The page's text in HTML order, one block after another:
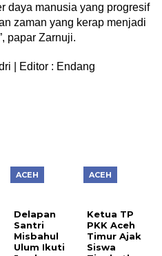
daya manusia yang progresif
zaman yang kerap menjadi
papar Zarnuji.
| Editor : Endang
ACEH
Delapan
Santri
Misbahul
Ulum Ikuti
ACEH
Ketua TP
PKK Aceh
Timur Ajak
Siswa